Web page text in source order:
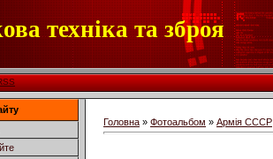
техніка та зброя
Головна » Фотоальбом » Армія СССР